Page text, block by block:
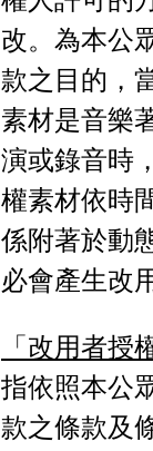
改。為本公
款之目的，
素材是音樂
演或錄音時
權素材依時
係附著於動
必會產生改
「改用者授
指依照本公
款之條款及